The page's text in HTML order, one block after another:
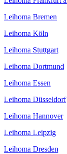
Leihoma Bremen
Leihoma Köln
Leihoma Stuttgart
Leihoma Dortmund
Leihoma Essen
Leihoma Düsseldorf
Leihoma Hannover
Leihoma Leipzig
Leihoma Dresden